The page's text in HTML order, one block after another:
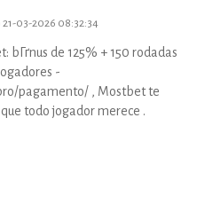
03-2026 08:32:34
bГґnus de 125% + 150 rodadas
-
pagamento/ , Mostbet te
todo jogador merece .